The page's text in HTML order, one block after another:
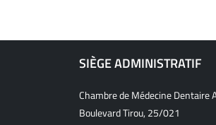
SIÈGE ADMINISTRATIF
Chambre de Médecine Dentaire
Boulevard Tirou, 25/021